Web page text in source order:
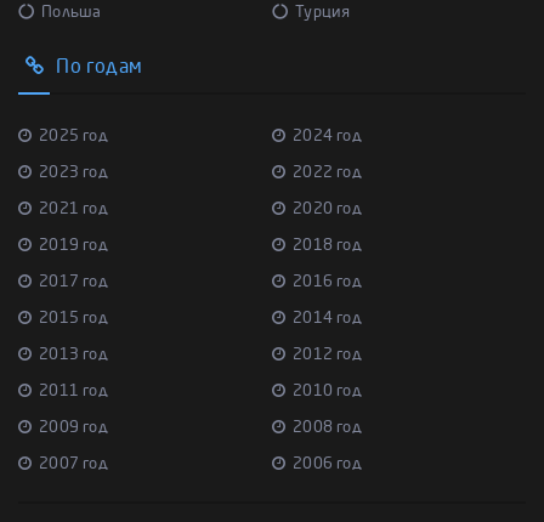
Польша Турция
По годам
2025 год 2024 год
2023 год 2022 год
2021 год 2020 год
2019 год 2018 год
2017 год 2016 год
2015 год 2014 год
2013 год 2012 год
2011 год 2010 год
2009 год 2008 год
2007 год 2006 год